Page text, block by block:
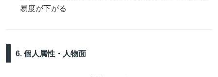
易度が下がる
6. 個人属性・人物面